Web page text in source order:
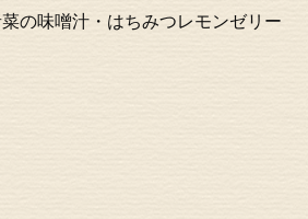
の味噌汁・はちみつレモンゼリー